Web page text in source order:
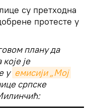
су претходна
протесте у
плану да
је
у емисији „Мој
српске